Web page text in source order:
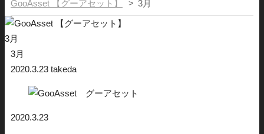
GooAsset 【グーアセット】 > 3月
3月
3月
2020.3.23 takeda
2020.3.23